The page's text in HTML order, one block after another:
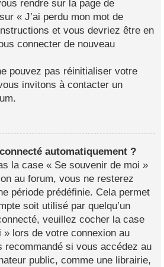
rendre sur la page de
« J’ai perdu mon mot de
et vous devriez être en
connecter de nouveau
pouvez pas réinitialiser votre
invitons à contacter un
automatiquement ?
la case « Se souvenir de moi »
au forum, vous ne resterez
période prédéfinie. Cela permet
soit utilisé par quelqu’un
veuillez cocher la case
» lors de votre connexion au
recommandé si vous accédez au
public, comme une librairie,